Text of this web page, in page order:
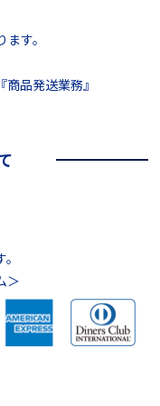
す。
品発送業務』
＞